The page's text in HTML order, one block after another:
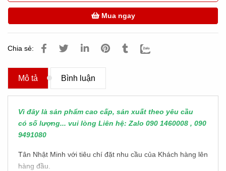
Mua ngay
Chia sẻ:
Mô tả Bình luận
Vì đây là sản phẩm cao cấp, sản xuất theo yêu cầu
có số lượng... vui lòng Liên hệ: Zalo 090 1460008 , 090
9491080
Tân Nhật Minh với tiêu chí đặt nhu cầu của Khách hàng lên
hàng đầu.